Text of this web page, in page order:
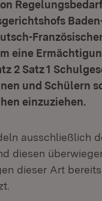
eine
2 Satz 1
und Schülern
einzuziehen.
ausschließlich
diesen
dieser Art